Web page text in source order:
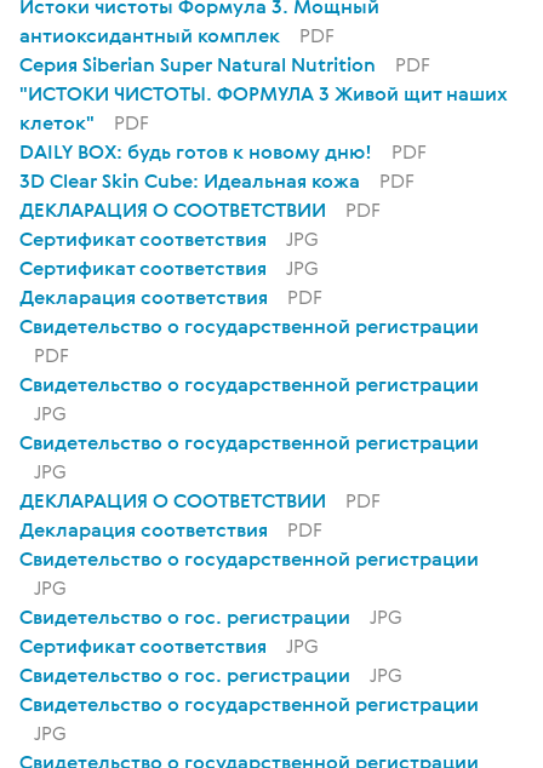
Истоки чистоты Формула 3. Мощный
антиоксидантный комплек
PDF
Серия Siberian Super Natural Nutrition
PDF
"ИСТОКИ ЧИСТОТЫ. ФОРМУЛА 3 Живой щит наших
клеток"
PDF
DAILY BOX: будь готов к новому дню!
PDF
3D Clear Skin Cube: Идеальная кожа
PDF
ДЕКЛАРАЦИЯ О СООТВЕТСТВИИ
PDF
Сертификат соответствия
JPG
Сертификат соответствия
JPG
Декларация соответствия
PDF
Свидетельство о государственной регистрации
PDF
Свидетельство о государственной регистрации
JPG
Свидетельство о государственной регистрации
JPG
ДЕКЛАРАЦИЯ О СООТВЕТСТВИИ
PDF
Декларация соответствия
PDF
Свидетельство о государственной регистрации
JPG
Свидетельство о гос. регистрации
JPG
Сертификат соответствия
JPG
Свидетельство о гос. регистрации
JPG
Свидетельство о государственной регистрации
JPG
Свидетельство о государственной регистрации